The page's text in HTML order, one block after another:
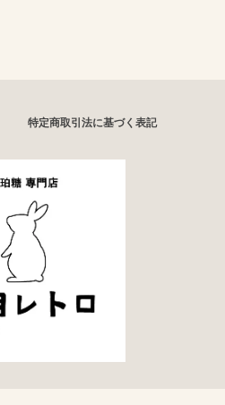
特定商取引法に基づく表記